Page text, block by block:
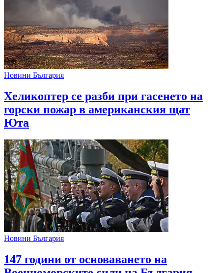
Новини България
Хеликоптер се разби при гасенето на
горски пожар в американския щат
Юта
Новини България
147 години от основаването на